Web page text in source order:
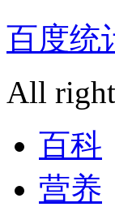
百度统
All
百科
营养